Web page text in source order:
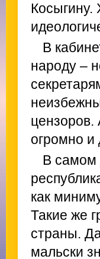
В
народу –
цензоров.
огромно и
В самом
как
Такие же
страны.
мальски